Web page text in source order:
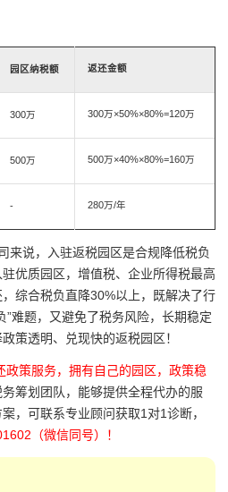
园区纳税额 返还金额
300万 300万×50%×80%=120万
500万 500万×40%×80%=160万
- 280万/年
说，入驻返税园区是合规降低税负
优质园区，增值税、企业所得税最高
综合税负直降30%以上，既解决了行
”难题，又避免了税务风险，长期稳定
策透明、兑现快的返税园区！
政策服务，拥有自己的园区，政策稳
筹划团队，能够提供全程代办的服
，可联系专业顾问获取1对1诊断，
（微信同号）！